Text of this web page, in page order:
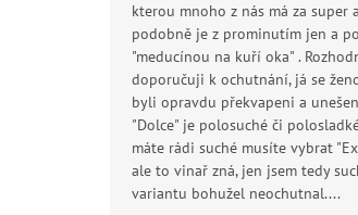
kterou mnoho z nás má za super
podobně je z prominutím jen a
"meducínou na kuří oka" .
doporučuji k ochutnání, já se
byli opravdu překvapeni a
"Dolce" je polosuché či
máte rádi suché musíte vybrat
ale to vinař zná, jen jsem tedy
variantu bohužel neochutnal....